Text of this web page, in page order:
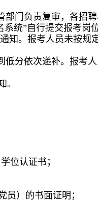
门负责复审，各招
统”自行提交报考岗
知。报考人员未按规
分依次递补。报考
。
位认证书；
员）的书面证明；